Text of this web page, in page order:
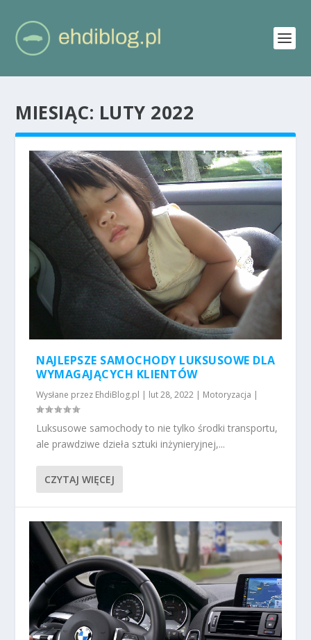
MIESIĄC: LUTY 2022
NAJLEPSZE SAMOCHODY LUKSUSOWE DLA
WYMAGAJĄCYCH KLIENTÓW
Wysłane przez EhdiBlog.pl | lut 28, 2022 | Motoryzacja |
Luksusowe samochody to nie tylko środki transportu,
ale prawdziwe dzieła sztuki inżynieryjnej,...
CZYTAJ WIĘCEJ